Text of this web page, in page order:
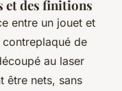
et des finitions
entre un jouet et
de
au laser
être nets, sans